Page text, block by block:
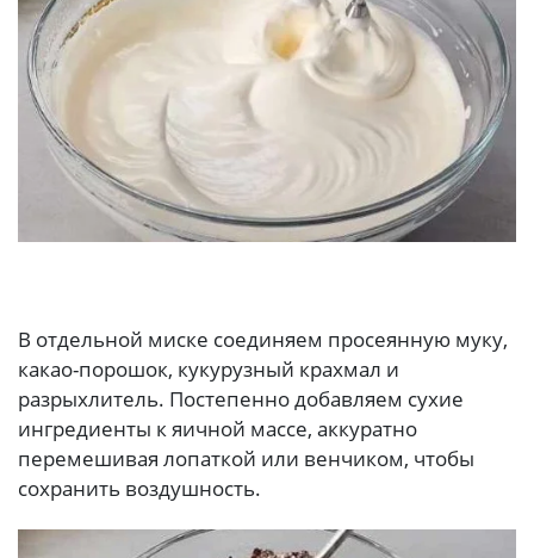
В отдельной миске соединяем просеянную муку,
какао-порошок, кукурузный крахмал и
разрыхлитель. Постепенно добавляем сухие
ингредиенты к яичной массе, аккуратно
перемешивая лопаткой или венчиком, чтобы
сохранить воздушность.